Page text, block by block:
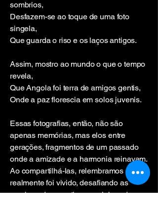
sombrios,
Desfazem-se ao toque de uma foto
singela,
Que guarda o riso e os laços antigos.
Assim, mostro ao mundo o que o tempo
revela,
Que Angola foi terra de amigos gentis,
Onde a paz florescia em solos juvenis.
Essas fotografias, então, não são
apenas memórias, mas elos entre
gerações, fragmentos de um passado
onde a amizade e a harmonia reinavam.
Ao compartilhá-las, relembramos o que
realmente foi vivido, desafiando as
sombras das mentiras e celebrando